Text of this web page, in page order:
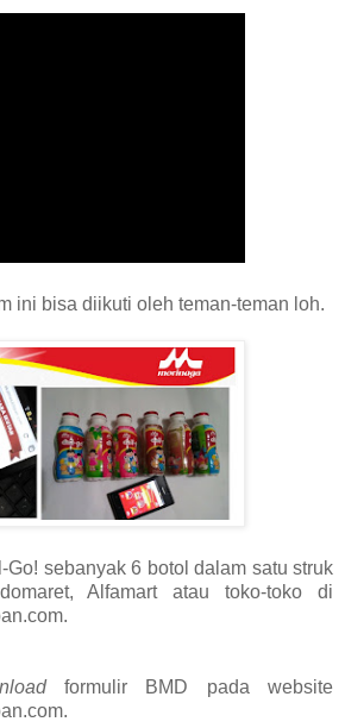
ini bisa diikuti oleh teman-teman loh.
Go! sebanyak 6 botol dalam satu struk
Alfamart atau toko-toko di
formulir BMD pada website